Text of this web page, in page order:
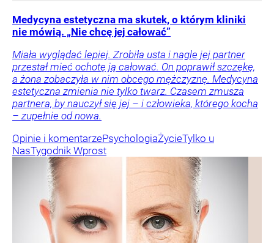
Medycyna estetyczna ma skutek, o którym kliniki
nie mówią. „Nie chcę jej całować”
Miała wyglądać lepiej. Zrobiła usta i nagle jej partner
przestał mieć ochotę ją całować. On poprawił szczękę,
a żona zobaczyła w nim obcego mężczyznę. Medycyna
estetyczna zmienia nie tylko twarz. Czasem zmusza
partnera, by nauczył się jej – i człowieka, którego kocha
– zupełnie od nowa.
Opinie i komentarzePsychologiaŻycieTylko u
NasTygodnik Wprost